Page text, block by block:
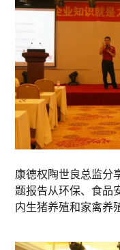
康德权陶世良总监分
题报告从环保、食品
内生猪养殖和家禽养